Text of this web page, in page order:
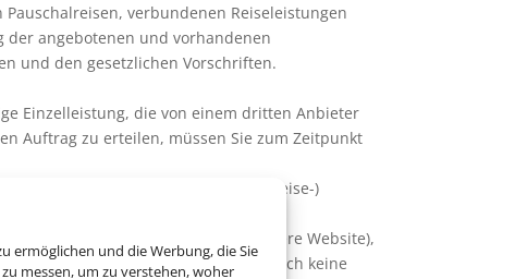
ermöglichen und die Werbung, die Sie
messen, um zu verstehen, woher
verbundenen Reiseleistungen
angebotenen und vorhandenen
und den gesetzlichen Vorschriften.
Einzelleistung, die von einem dritten Anbieter
Auftrag zu erteilen, müssen Sie zum Zeitpunkt
Vertrag über die Vermittlung von (Reise-)
Weg (z.B. per E-Mail oder über unsere Website),
Die Eingangsbestätigung stellt noch keine